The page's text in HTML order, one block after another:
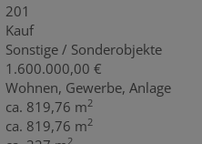
201
Kauf
Sonstige / Sonderobjekte
1.600.000,00 €
Wohnen Gewerbe Anlage
ca. 819,76 m2
ca. 819,76 m2
2